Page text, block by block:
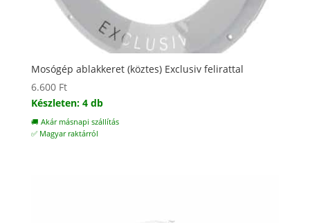
Mosógép ablakkeret (köztes) Exclusiv felirattal
6.600 Ft
Készleten: 4 db
🚚 Akár másnapi szállítás
✅ Magyar raktárról